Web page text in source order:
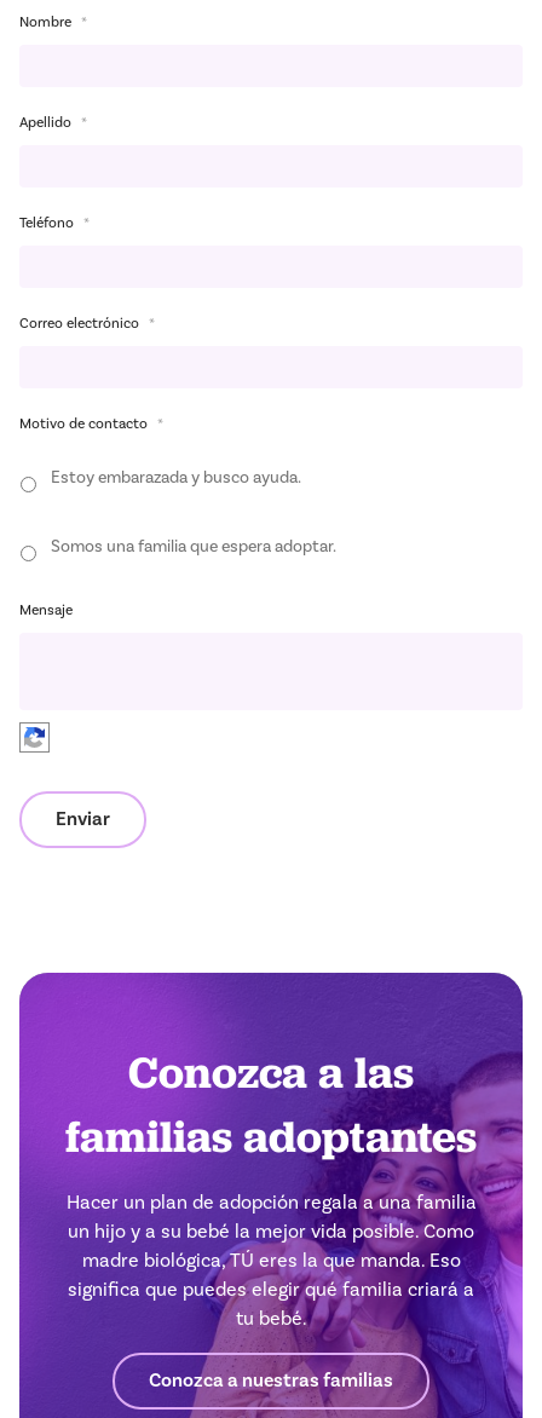
Nombre *
Apellido *
Teléfono *
Correo electrónico *
Motivo de contacto *
Estoy embarazada y busco ayuda.
Somos una familia que espera adoptar.
Mensaje
Enviar
Conozca a las
familias adoptantes
Hacer un plan de adopción regala a una familia
un hijo y a su bebé la mejor vida posible. Como
madre biológica, TÚ eres la que manda. Eso
significa que puedes elegir qué familia criará a
tu bebé.
Conozca a nuestras familias